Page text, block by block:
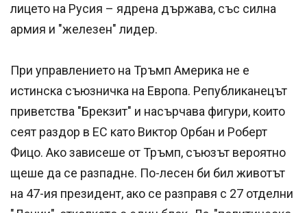
лицето на Русия – ядрена държава, със силна
армия и "железен" лидер.
При управлението на Тръмп Америка не е
истинска съюзничка на Европа. Републиканецът
приветства "Брекзит" и насърчава фигури, които
сеят раздор в ЕС като Виктор Орбан и Роберт
Фицо. Ако зависеше от Тръмп, съюзът вероятно
щеше да се разпадне. По-лесен би бил животът
на 47-ия президент, ако се разправя с 27 отделни